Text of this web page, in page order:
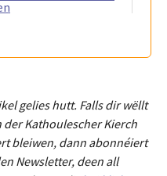
gelies hutt. Falls dir wëllt
der Kathoulescher Kierch
bleiwen, dann abonnéiert
Newsletter, deen all